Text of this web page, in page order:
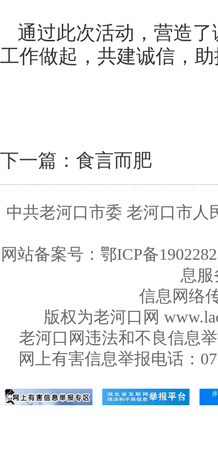
通过此次活动，营造
工作做起，共建诚信，
下一篇：食言而肥
中共老河口市委 老河口市
网站备案号： 鄂ICP备
息服
信息网络
版权为老河口网
老河口网违法和不良信息举
网上有害信息举报电话：